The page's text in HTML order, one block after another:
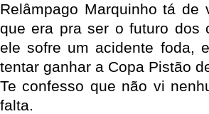
Relâmpago Marquinho tá
que era pra ser o futuro dos
ele sofre um acidente foda,
tentar ganhar a Copa Pistão
Te confesso que não vi
falta.